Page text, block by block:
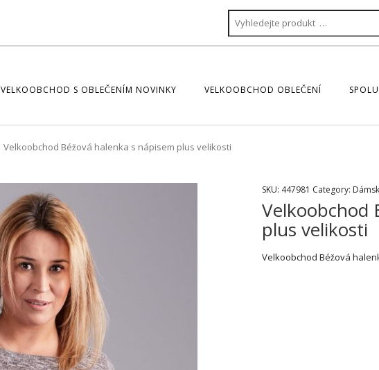
VELKOOBCHOD S OBLEČENÍM NOVINKY VELKOOBCHOD OBLEČENÍ
Velkoobchod Béžová halenka s nápisem plus velikosti
SKU: 447981 Category:
Velkoobchod
plus velikosti
Velkoobchod Béžová